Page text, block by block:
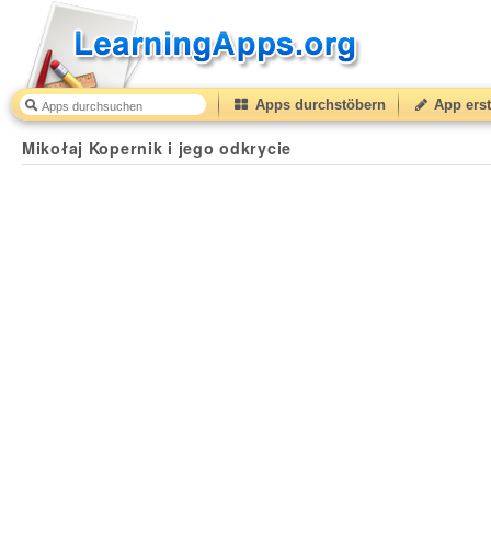
Apps durchstöbern App
Mikołaj Kopernik i jego odkrycie